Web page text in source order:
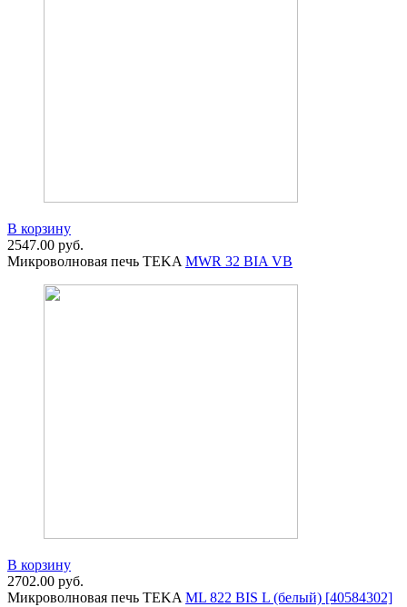
В корзину
2547.00 руб.
Микроволновая печь TEKAMWR 32 BIA VB
В корзину
2702.00 руб.
Микроволновая печь TEKAML 822 BIS L (белый) [40584302]